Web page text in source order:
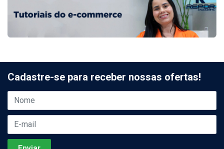
Cadastre-se para receber nossas ofertas!